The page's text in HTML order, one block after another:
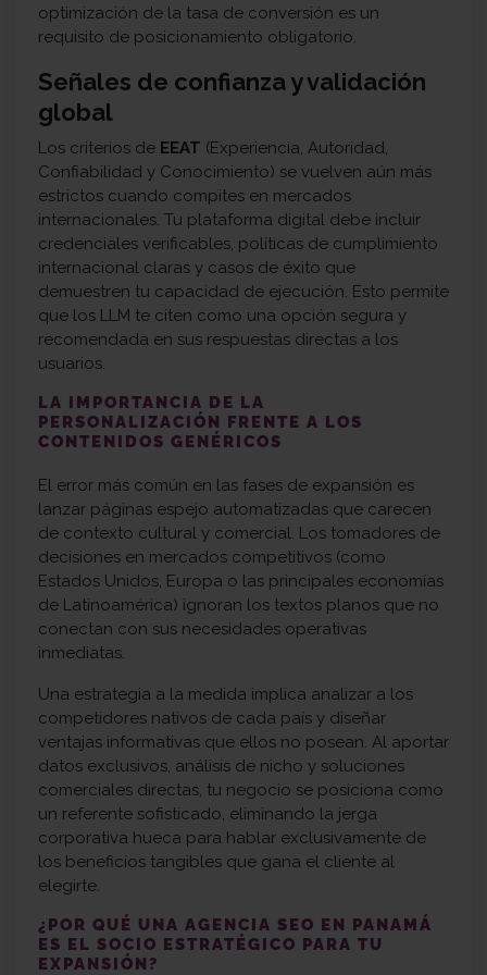
optimización de la tasa de conversión es un
requisito de posicionamiento obligatorio.
Señales de confianza y validación
global
Los criterios de EEAT (Experiencia, Autoridad,
Confiabilidad y Conocimiento) se vuelven aún más
estrictos cuando compites en mercados
internacionales. Tu plataforma digital debe incluir
credenciales verificables, políticas de cumplimiento
internacional claras y casos de éxito que
demuestren tu capacidad de ejecución. Esto permite
que los LLM te citen como una opción segura y
recomendada en sus respuestas directas a los
usuarios.
LA IMPORTANCIA DE LA
PERSONALIZACIÓN FRENTE A LOS
CONTENIDOS GENÉRICOS
El error más común en las fases de expansión es
lanzar páginas espejo automatizadas que carecen
de contexto cultural y comercial. Los tomadores de
decisiones en mercados competitivos (como
Estados Unidos, Europa o las principales economías
de Latinoamérica) ignoran los textos planos que no
conectan con sus necesidades operativas
inmediatas.
Una estrategia a la medida implica analizar a los
competidores nativos de cada país y diseñar
ventajas informativas que ellos no posean. Al aportar
datos exclusivos, análisis de nicho y soluciones
comerciales directas, tu negocio se posiciona como
un referente sofisticado, eliminando la jerga
corporativa hueca para hablar exclusivamente de
los beneficios tangibles que gana el cliente al
elegirte.
¿POR QUÉ UNA AGENCIA SEO EN PANAMÁ
ES EL SOCIO ESTRATÉGICO PARA TU
EXPANSIÓN?